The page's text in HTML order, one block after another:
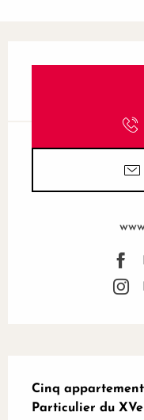
Cinq
Particulier du